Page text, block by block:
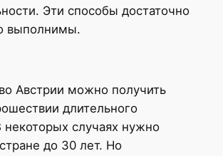
Эти способы достаточно
выполнимы.
Австрии можно получить
длительного
случаях нужно
до 30 лет. Но